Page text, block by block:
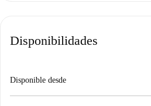
Disponibilidades
Disponible desde